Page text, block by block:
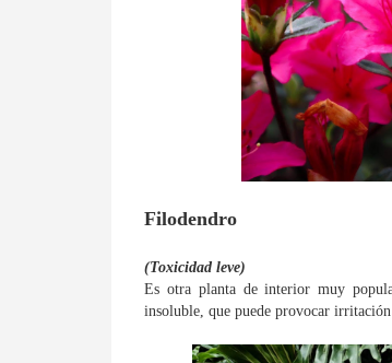
Filodendro
(Toxicidad leve)
Es otra planta de interior muy
insoluble, que puede provocar